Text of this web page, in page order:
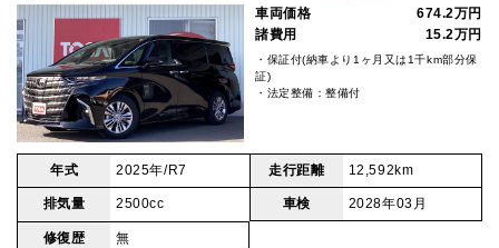
車両価格
674.2万円
諸費用
15.2万円
・保証付(納車より1ヶ月又は1千km部分保
証)
・法定整備：整備付
年式 2025年/R7 走行距離 12,592km
排気量 2500cc 車検 2028年03月
修復歴 無